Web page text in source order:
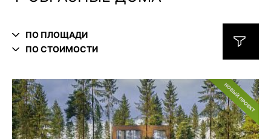
ПО ПЛОЩАДИ
ПО СТОИМОСТИ